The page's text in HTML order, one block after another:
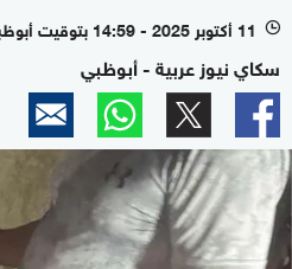
l 11 أكتوبر 2025 - 14:59 بتوقيت أبوظبي
سكاي نيوز عربية - أبوظبي